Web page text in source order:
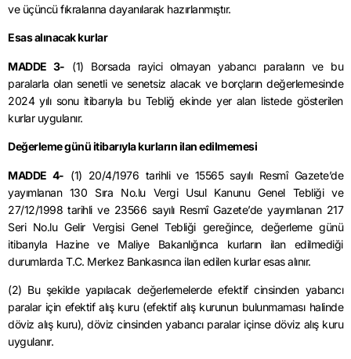
ve üçüncü fıkralarına dayanılarak hazırlanmıştır.
Esas alınacak kurlar
MADDE 3- (1) Borsada rayici olmayan yabancı paraların ve bu
paralarla olan senetli ve senetsiz alacak ve borçların değerlemesinde
2024 yılı sonu itibarıyla bu Tebliğ ekinde yer alan listede gösterilen
kurlar uygulanır.
Değerleme günü itibarıyla kurların ilan edilmemesi
MADDE 4- (1) 20/4/1976 tarihli ve 15565 sayılı Resmî Gazete’de
yayımlanan 130 Sıra No.lu Vergi Usul Kanunu Genel Tebliği ve
27/12/1998 tarihli ve 23566 sayılı Resmî Gazete’de yayımlanan 217
Seri No.lu Gelir Vergisi Genel Tebliği gereğince, değerleme günü
itibarıyla Hazine ve Maliye Bakanlığınca kurların ilan edilmediği
durumlarda T.C. Merkez Bankasınca ilan edilen kurlar esas alınır.
(2) Bu şekilde yapılacak değerlemelerde efektif cinsinden yabancı
paralar için efektif alış kuru (efektif alış kurunun bulunmaması halinde
döviz alış kuru), döviz cinsinden yabancı paralar içinse döviz alış kuru
uygulanır.